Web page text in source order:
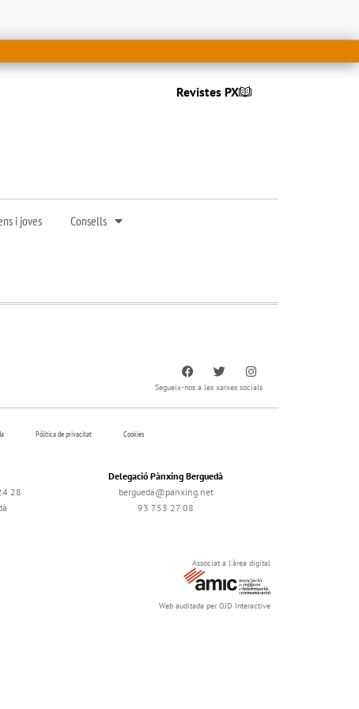
Revistes PX
i joves Consells
Segueix-nos a les xarxes socials
Pólitica de privacitat Cookies
28
Delegació Pànxing Berguedà
bergueda@panxing.net
93 753 27 08
Associat a l'àrea digital
Web auditada per OJD Interactive